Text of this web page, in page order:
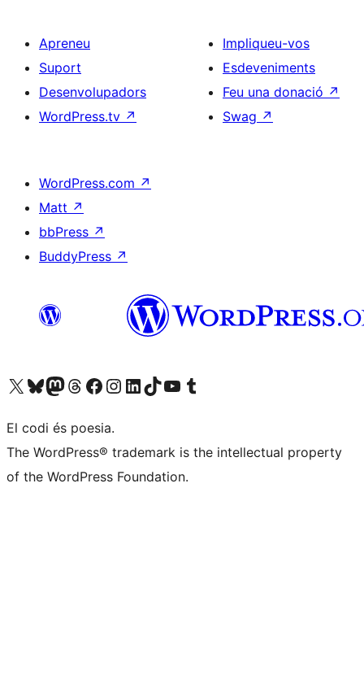
Apreneu
Suport
Desenvolupadors
WordPress.tv ↗
Impliqueu-vos
Esdeveniments
Feu una donació ↗
Swag ↗
WordPress.com ↗
Matt ↗
bbPress ↗
BuddyPress ↗
Visiteu el nostre compte X (abans Twitter)
Visiteu el nostre compte de Bluesky
Visiteu el nostre compte al Mastodon
Visiteu el nostre compte de Threads
Visiteu la nostra pàgina al Facebook
Visiteu el nostre compte d'Instagram
Visiteu el nostre compte de LinkedIn
Visiteu el nostre compte de TikTok
Visiteu el nostre canal al YouTube
Visiteu el nostre compte de Tumblr
El codi és poesia.
The WordPress® trademark is the intellectual property
of the WordPress Foundation.